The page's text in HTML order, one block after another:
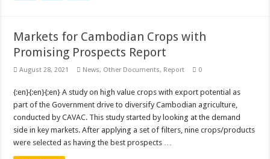
Markets for Cambodian Crops with
Promising Prospects Report
August 28, 2021 News, Other Documents, Report 0
{:en}{:en}{:en} A study on high value crops with export potential as
part of the Government drive to diversify Cambodian agriculture,
conducted by CAVAC. This study started by looking at the demand
side in key markets. After applying a set of filters, nine crops/products
were selected as having the best prospects …